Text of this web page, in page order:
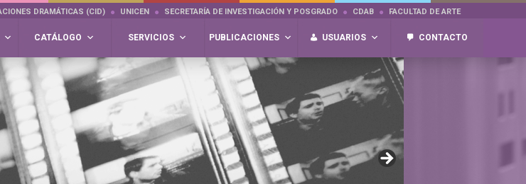
DRAMÁTICAS (CID) UNICEN SECRETARÍA DE INVESTIGACIÓN Y POSGRADO CDAB FACULTAD DE ARTE
CATÁLOGO SERVICIOS PUBLICACIONES USUARIOS CONTACTO